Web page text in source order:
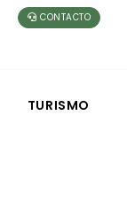
CONTACTO
TURISMO